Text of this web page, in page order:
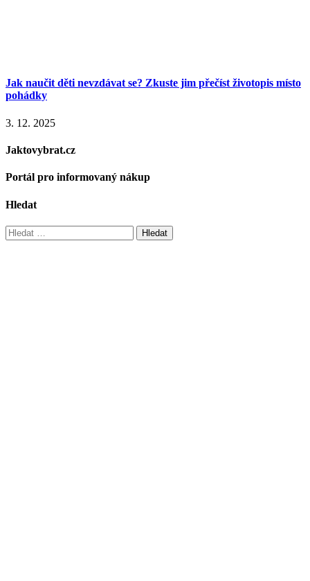
Jak naučit děti nevzdávat se? Zkuste jim přečíst životopis místo
pohádky
3. 12. 2025
Jaktovybrat.cz
Portál pro informovaný nákup
Hledat
Vyhledávání